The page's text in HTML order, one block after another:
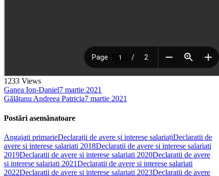
1233 Views
Ganea Ion-Daniel7 martie 2021
Gălătanu Andreea Patricia7 martie 2021
Postări asemănatoare
Angajati primarieDeclarații de avere și interese salariațiDeclaratii de
avere si interese salariati 2018Declaratii de avere si interese salariati
2019Declaratii de avere si interese salariati 2020Declaratii de avere
si interese salariati 2021Declaratii de avere si interese salariati
2022Declaratii de avere si interese salariati 2023Declaratii de avere